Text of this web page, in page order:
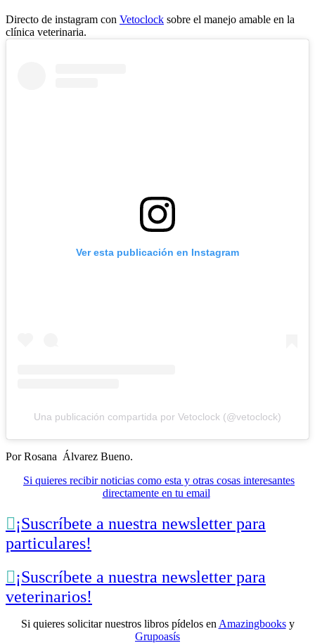
Directo de instagram con Vetoclock sobre el manejo amable en la
clínica veterinaria.
Ver esta publicación en Instagram
Una publicación compartida por Vetoclock (@vetoclock)
Por Rosana Álvarez Bueno.
Si quieres recibir noticias como esta y otras cosas interesantes
directamente en tu email
¡Suscríbete a nuestra newsletter para
particulares!
¡Suscríbete a nuestra newsletter para
veterinarios!
Si quieres solicitar nuestros libros pídelos en Amazingbooksy
Grupoasís